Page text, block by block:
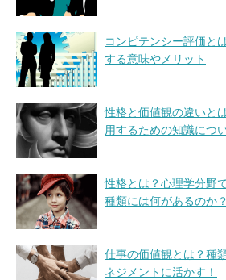
コンピテンシー評価と
する意味やメリット
性格と価値観の違いと
用するための知識につ
性格とは？心理学分野
種類には何があるのか？
仕事の価値観とは？種
ネジメントに活かす！